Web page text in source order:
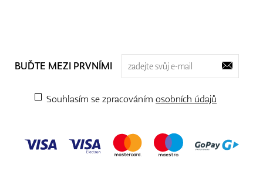
BUĎTE MEZI PRVNÍMI
Souhlasím se zpracováním osobních údajů